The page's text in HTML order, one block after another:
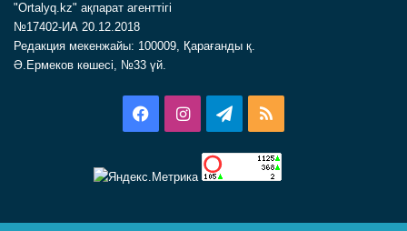
"Ortalyq.kz" ақпарат агенттігі
№17402-ИА 20.12.2018
Редакция мекенжайы: 100009, Қарағанды қ.
Ә.Ермеков көшесі, №33 үй.
FacebookInstagramTelegram